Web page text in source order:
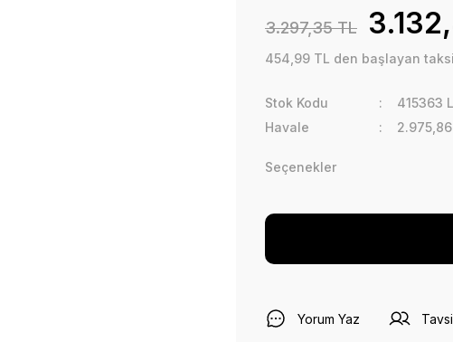
3.297,35 TL
454,99 TL den başlayan
Stok Kodu
415363
Havale
Seçenekler
Yorum Yaz